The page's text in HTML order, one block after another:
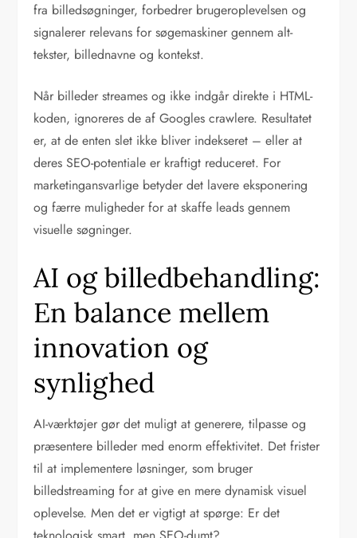
fra billedsøgninger, forbedrer brugeroplevelsen og
signalerer relevans for søgemaskiner gennem alt-
tekster, billednavne og kontekst.
Når billeder streames og ikke indgår direkte i HTML-
koden, ignoreres de af Googles crawlere. Resultatet
er, at de enten slet ikke bliver indekseret – eller at
deres SEO-potentiale er kraftigt reduceret. For
marketingansvarlige betyder det lavere eksponering
og færre muligheder for at skaffe leads gennem
visuelle søgninger.
AI og billedbehandling:
En balance mellem
innovation og
synlighed
AI-værktøjer gør det muligt at generere, tilpasse og
præsentere billeder med enorm effektivitet. Det frister
til at implementere løsninger, som bruger
billedstreaming for at give en mere dynamisk visuel
oplevelse. Men det er vigtigt at spørge: Er det